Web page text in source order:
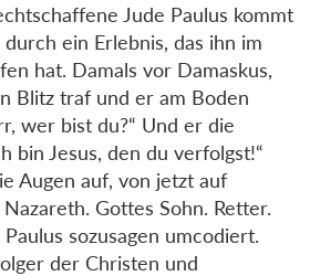
Jude Paulus kommt
ein Erlebnis, das ihn im
hat. Damals vor Damaskus,
Blitz traf und er am Boden
wer bist du?“ Und er die
bin Jesus, den du verfolgst!“
Augen auf, von jetzt auf
Gottes Sohn. Retter.
sozusagen umcodiert.
der Christen und